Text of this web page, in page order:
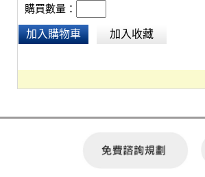
購買數量：
加入購物車 加入收藏